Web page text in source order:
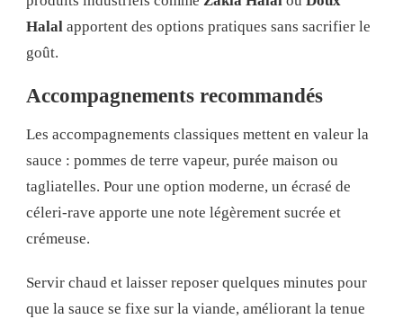
Halal apportent des options pratiques sans sacrifier le
goût.
Accompagnements recommandés
Les accompagnements classiques mettent en valeur la
sauce : pommes de terre vapeur, purée maison ou
tagliatelles. Pour une option moderne, un écrasé de
céleri-rave apporte une note légèrement sucrée et
crémeuse.
Servir chaud et laisser reposer quelques minutes pour
que la sauce se fixe sur la viande, améliorant la tenue